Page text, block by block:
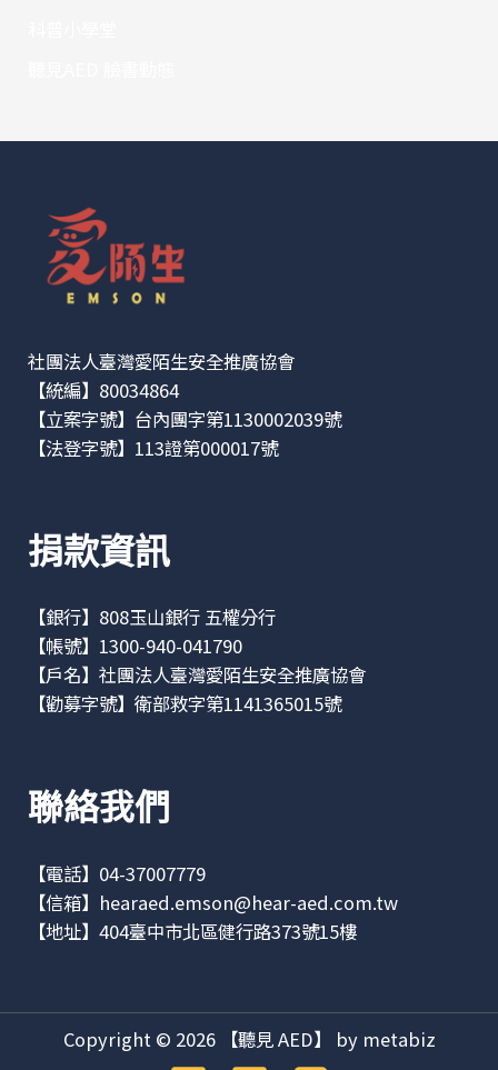
社團法人臺灣愛陌生安全推廣協會
【統編】80034864
【立案字號】台內團字第1130002039號
【法登字號】113證第000017號
捐款資訊
【銀行】808玉山銀行 五權分行
【帳號】1300-940-041790
【戶名】社團法人臺灣愛陌生安全推廣協會
【勸募字號】衛部救字第1141365015號
聯絡我們
【電話】04-37007779
【信箱】 hearaed.emson@hear-aed.com.tw
【地址】 404臺中市北區健行路373號15樓
Copyright © 2026 【聽見 AED】 by metabiz